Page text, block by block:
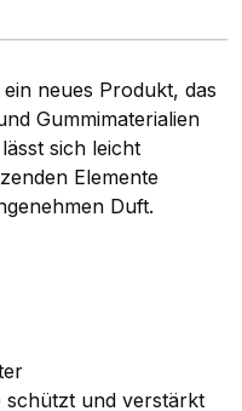
neues Produkt, das
Gummimaterialien
sich leicht
Elemente
Duft.
schützt und verstärkt